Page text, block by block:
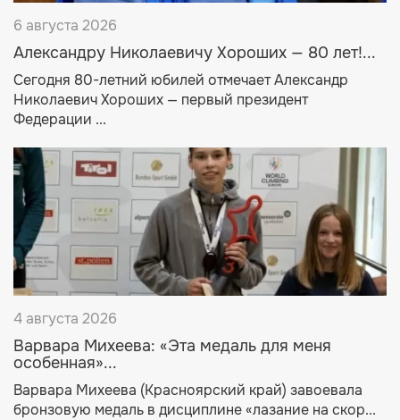
6 августа 2026
Александру Николаевичу Хороших — 80 лет!...
Сегодня 80-летний юбилей отмечает Александр
Николаевич Хороших — первый президент
Федерации ...
4 августа 2026
Варвара Михеева: «Эта медаль для меня
особенная»...
Варвара Михеева (Красноярский край) завоевала
бронзовую медаль в дисциплине «лазание на скор...